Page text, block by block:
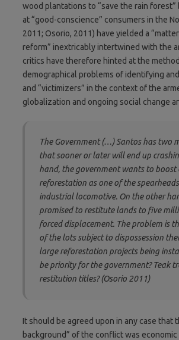
wood plantations to “save the rain forest”
at “good-conscience” consumers in the
2011; Osorio, 2011) have yielded a
reform” inextricably intertwined with the
critics have therefore hinted at the
demographical problems of identifying
and “victimizers” in the context of the
globalization and ongoing social change
The Government (…) Santos has two
that sooner or later will end up
hand, the government wants to boost
reforestation as one of the
industrial locomotive. On the other
promised to restitute lands to five
forced displacement. The problem is
of the lots subject to dispossession
large reforestation projects being
be priority for the government? Teak
restitution titles? (Osorio 2011)
It should be agreed upon in any case that
background” of the conflict was economic